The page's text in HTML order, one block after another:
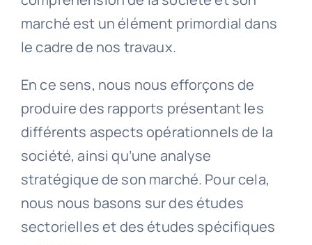
marché est un élément primordial dans
le cadre de nos travaux.
En ce sens, nous nous efforçons de
produire des rapports présentant les
différents aspects opérationnels de la
société, ainsi qu’une analyse
stratégique de son marché. Pour cela,
nous nous basons sur des études
sectorielles et des études spécifiques